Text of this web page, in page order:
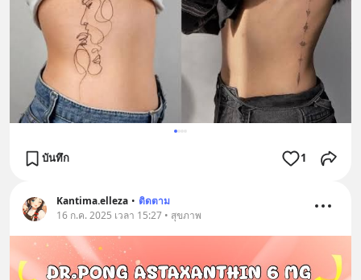
บันทึก 1
Kantima.elleza • ติดตาม
16 ก.ค. 2025 เวลา 15:27 • สุขภาพ